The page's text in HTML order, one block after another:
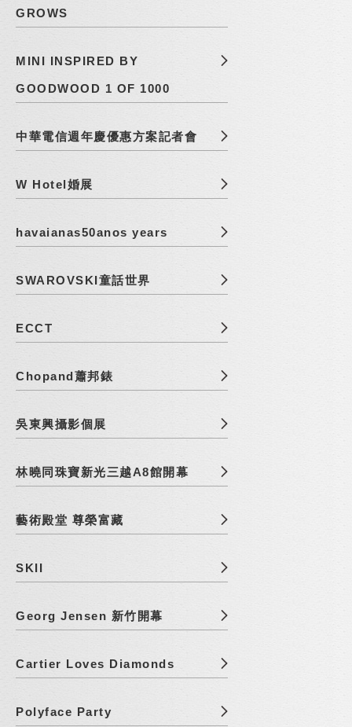
GROWS
MINI INSPIRED BY
GOODWOOD 1 OF 1000
中華電信週年慶優惠方案記者會
W Hotel婚展
havaianas50anos years
SWAROVSKI童話世界
ECCT
Chopand蕭邦錶
吳東興攝影個展
林曉同珠寶新光三越A8館開幕
藝術殿堂 尊榮富藏
SKII
Georg Jensen 新竹開幕
Cartier Loves Diamonds
Polyface Party